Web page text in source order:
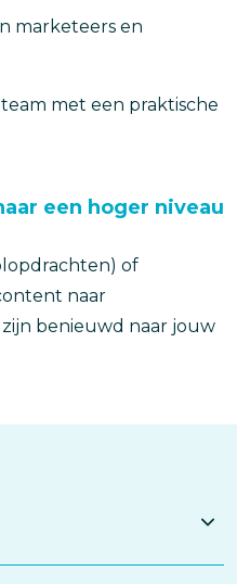
marketeers en
met een praktische
een hoger niveau
of
naar
zijn benieuwd naar jouw